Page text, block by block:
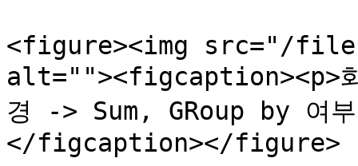
<figure><img src="/files/
alt=""><figcaption><p>화
경 -> Sum, GRoup by 여
</figcaption></figure>